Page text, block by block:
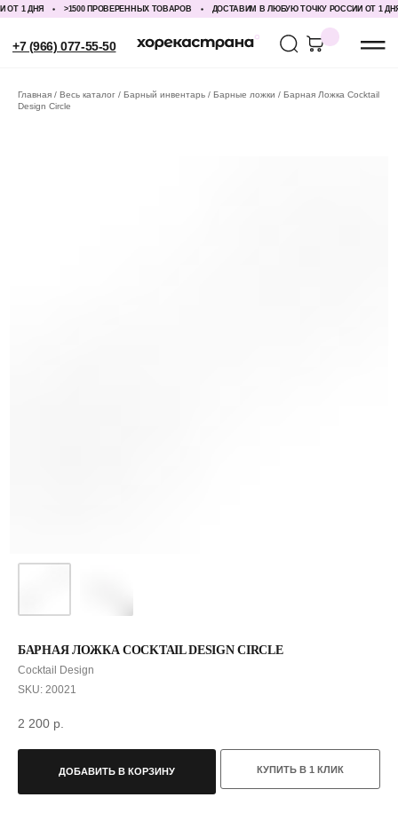
1 ДНЯ >1500 ПРОВЕРЕННЫХ ТОВАРОВ ДОСТАВИМ В ЛЮБУЮ ТОЧКУ РОССИИ ОТ 1 ДНЯ
Главная Весь каталог Барный инвентарь Барные ложки
Барная Ложка Cocktail
Design Circle
БАРНАЯ ЛОЖКА COCKTAIL DESIGN CIRCLE
Cocktail Design
SKU: 20021
2 200 р.
ДОБАВИТЬ В КОРЗИНУ КУПИТЬ В 1 КЛИК